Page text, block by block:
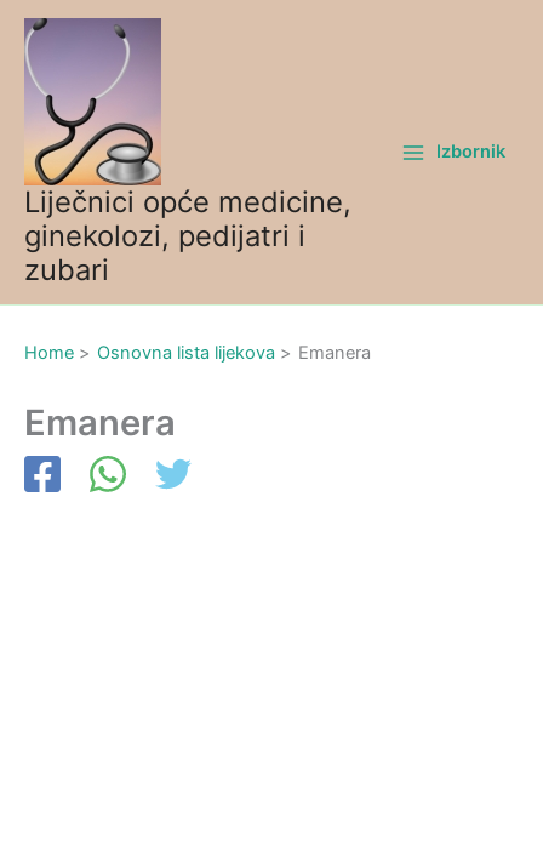
Skip
content
Liječnici opće medicine,
ginekolozi, pedijatri i
zubari
Izbornik
Home Osnovna lista lijekova Emanera
Emanera